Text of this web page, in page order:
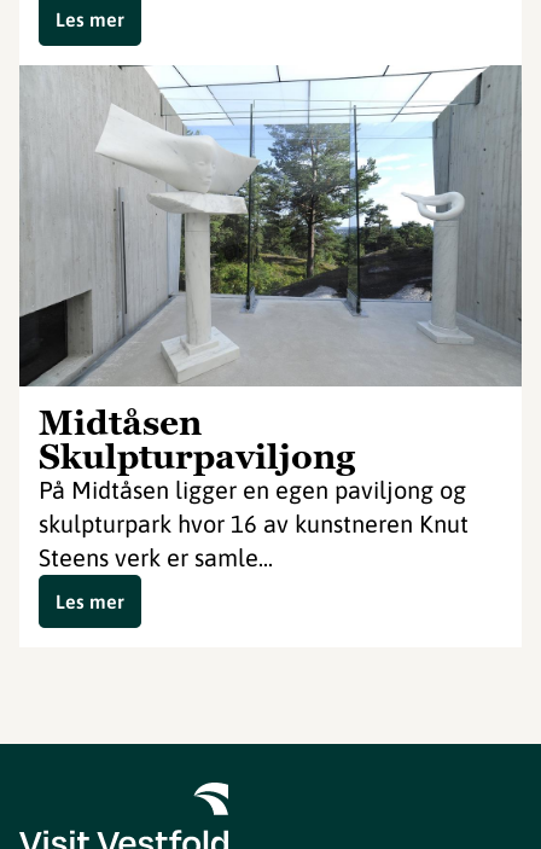
Les mer
Midtåsen
Skulpturpaviljong
På Midtåsen ligger en egen paviljong og
skulpturpark hvor 16 av kunstneren Knut
Steens verk er samle...
Les mer